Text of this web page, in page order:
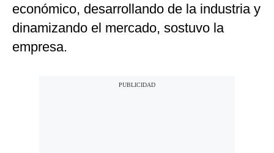
económico, desarrollando de la industria y
dinamizando el mercado, sostuvo la
empresa.